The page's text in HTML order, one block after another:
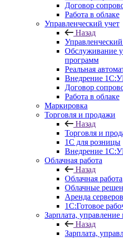
Договор
Работа в облаке
Управленческий учет
Назад
Обслуживание
программ
Реальная
Внедрение
Договор
Работа в облаке
Маркировка
Торговля и продажи
Назад
Торговля и
1С для розницы
Внедрение
Облачная работа
Назад
Облачная работа
Облачные
Аренда
1C:Готовое
Зарплата,
Назад
Зарплата,